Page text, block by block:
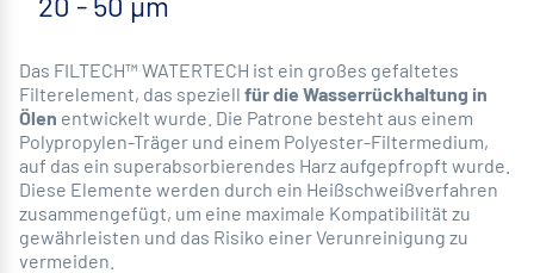
Das FILTECH™ WATERTECH ist ein großes gefaltetes
Filterelement, das speziell für die Wasserrückhaltung in
Ölen entwickelt wurde. Die Patrone besteht aus einem
Polypropylen-Träger und einem Polyester-Filtermedium,
auf das ein superabsorbierendes Harz aufgepfropft wurde.
Diese Elemente werden durch ein Heißschweißverfahren
zusammengefügt, um eine maximale Kompatibilität zu
gewährleisten und das Risiko einer Verunreinigung zu
vermeiden.